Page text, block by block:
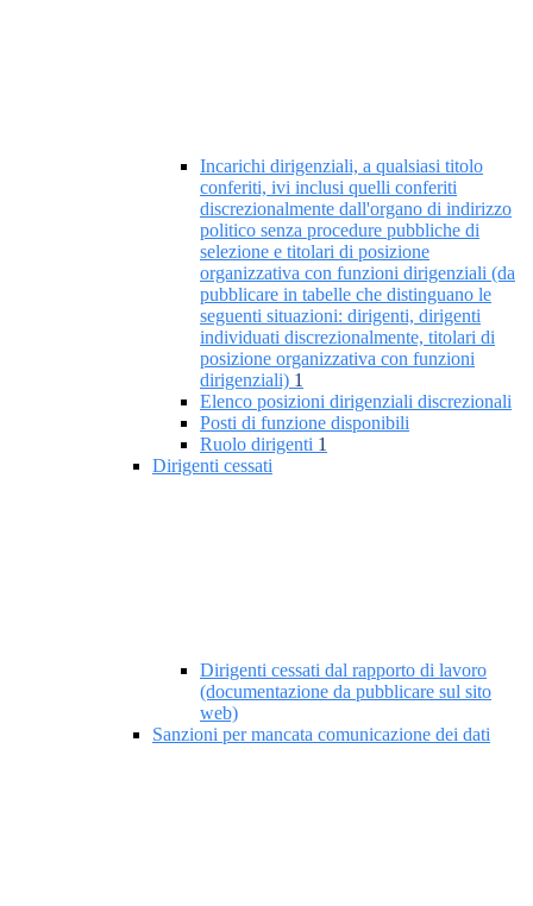
Incarichi dirigenziali, a qualsiasi titolo
conferiti, ivi inclusi quelli conferiti
discrezionalmente dall'organo di indirizzo
politico senza procedure pubbliche di
selezione e titolari di posizione
organizzativa con funzioni dirigenziali (da
pubblicare in tabelle che distinguano le
seguenti situazioni: dirigenti, dirigenti
individuati discrezionalmente, titolari di
posizione organizzativa con funzioni
dirigenziali) 1
Elenco posizioni dirigenziali discrezionali
Posti di funzione disponibili
Ruolo dirigenti 1
Dirigenti cessati
Dirigenti cessati dal rapporto di lavoro
(documentazione da pubblicare sul sito
web)
Sanzioni per mancata comunicazione dei dati